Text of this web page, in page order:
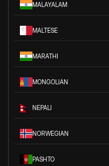
MALAYALAM
MALTESE
MARATHI
MONGOLIAN
NEPALI
NORWEGIAN
PASHTO